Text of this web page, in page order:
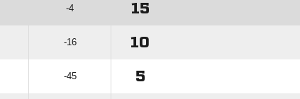
-4 15
-16 10
-45 5